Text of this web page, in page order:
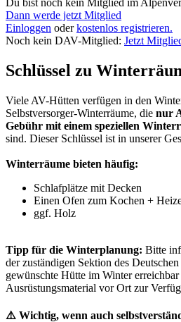
Du bist noch kein Mitglied im
Dann werde jetzt Mitglied
Einloggen oderkostenlos registrieren.
Noch kein DAV-Mitglied: Jetzt
Schlüssel zu
Viele AV-Hütten verfügen in den
Selbstversorger-Winterräume, die nur
Gebühr mit einem speziellen
sind. Dieser Schlüssel ist in unserer
Winterräume bieten häufig:
Schlafplätze mit Decken ​
Einen Ofen zum Kochen +
ggf. Holz
Tipp für die Winterplanung: Bitte
der zuständigen Sektion des
gewünschte Hütte im Winter
Ausrüstungsmaterial vor Ort zur
⚠️ Wichtig, wenn auch